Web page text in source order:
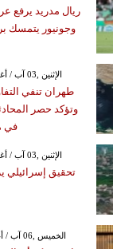
ريال مدريد يرفع
وجونيور يتمسك براتب 30 مليون
GMT 19:36 2026 الإثنين ,03 آب / أغسطس
طهران تنفي
وتؤكد حصر
في
GMT 22:54 2026 الإثنين ,03 آب / أغسطس
تحقيق
GMT 04:23 2026 الخميس ,06 آب / أغسطس